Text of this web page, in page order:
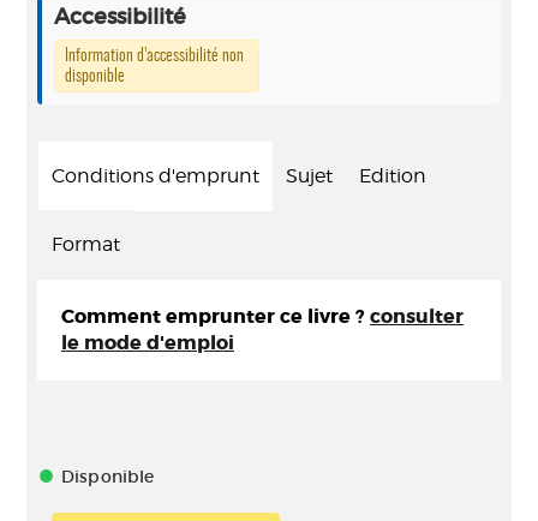
Accessibilité
Information d’accessibilité non
disponible
Conditions d'emprunt Sujet Edition
Format
Comment emprunter ce livre ? consulter
le mode d'emploi
Disponible